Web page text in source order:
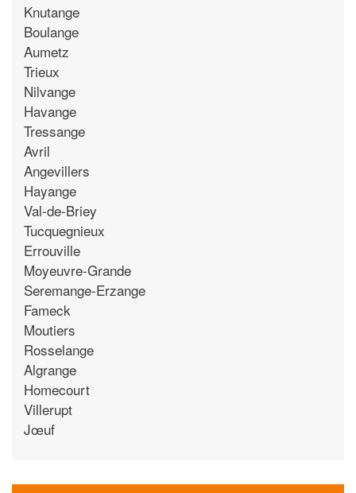
Knutange
Boulange
Aumetz
Trieux
Nilvange
Havange
Tressange
Avril
Angevillers
Hayange
Val-de-Briey
Tucquegnieux
Errouville
Moyeuvre-Grande
Seremange-Erzange
Fameck
Moutiers
Rosselange
Algrange
Homecourt
Villerupt
Jœuf